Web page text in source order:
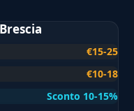
€15-25
€10-18
Sconto 10-15%